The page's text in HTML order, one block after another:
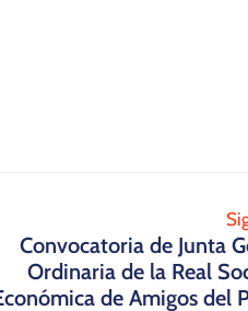
Convocatoria de Junta
Ordinaria de la Real
de Amigos del